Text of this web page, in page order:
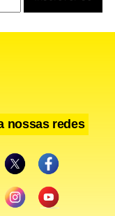
Portuguesa,
ida da Copa do
nossas redes